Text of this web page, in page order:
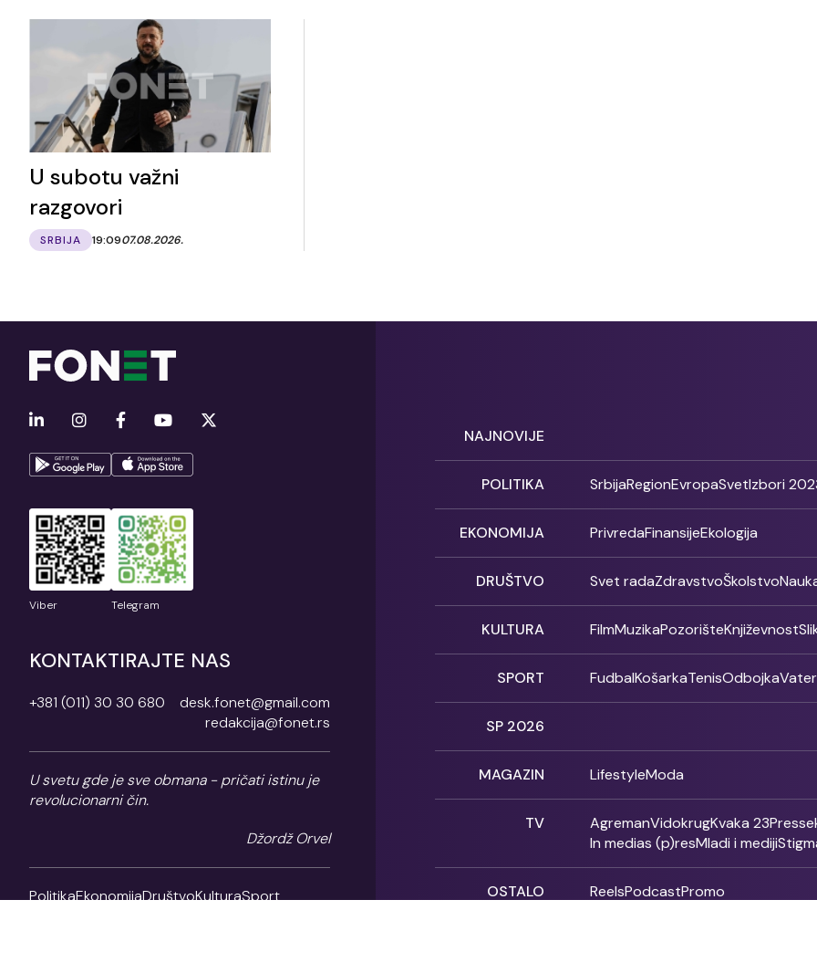
U subotu važni
razgovori
SRBIJA 19:0907.08.2026.
Viber Telegram
KONTAKTIRAJTE NAS
+381 (011) 30 30 680
desk.fonet@gmail.com
redakcija@fonet.rs
U svetu gde je sve obmana - pričati istinu je
revolucionarni čin.
Džordž Orvel
PolitikaEkonomijaDruštvoKulturaSport
NAJNOVIJE
POLITIKA SrbijaRegionEvropaSvetIzbori
EKONOMIJA PrivredaFinansijeEkologija
DRUŠTVO Svet radaZdravstvoŠkolstvo
KULTURA FilmMuzikaPozorišteKnjiževnost
SPORT FudbalKošarkaTenisOdbojka
SP 2026
MAGAZIN LifestyleModa
TV AgremanVidokrugKvaka 23
In medias (p)resMladi i mediji
OSTALO ReelsPodcastPromo